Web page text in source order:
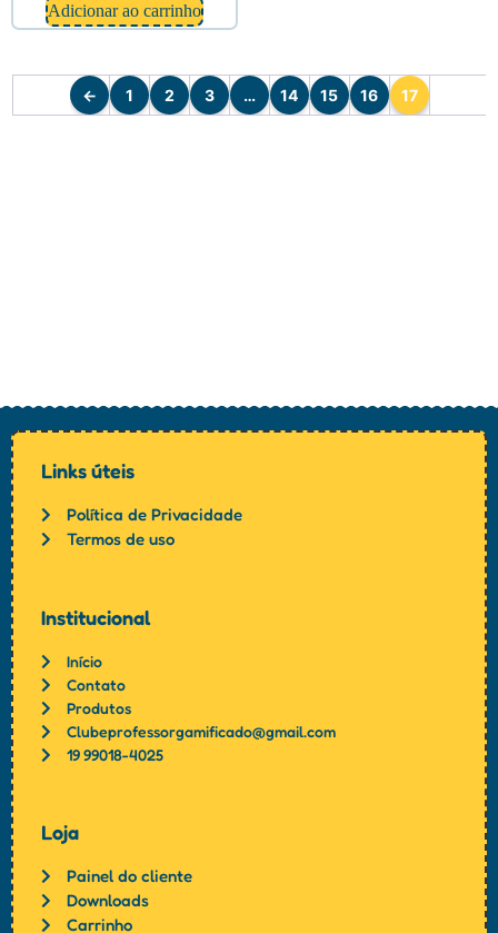
Adicionar ao carrinho
← 1 2 3 … 14 15 16 17
Links úteis
Política de Privacidade
Termos de uso
Institucional
Início
Contato
Produtos
Clubeprofessorgamificado@gmail.com
19 99018-4025
Loja
Painel do cliente
Downloads
Carrinho